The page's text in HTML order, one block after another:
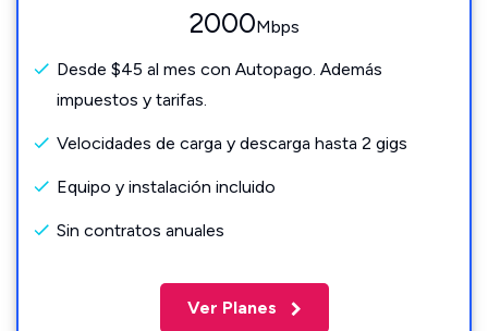
2000Mbps
Desde $45 al mes con Autopago. Además
impuestos y tarifas.
Velocidades de carga y descarga hasta 2 gigs
Equipo y instalación incluido
Sin contratos anuales
Ver Planes